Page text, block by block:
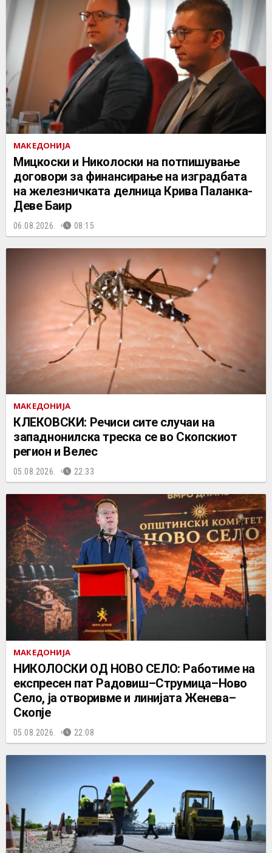
МАКЕДОНИЈА
Мицкоски и Николоски на потпишување
договори за финансирање на изградбата
на железничката делница Крива Паланка-
Деве Баир
06.08.2026. 08:15
МАКЕДОНИЈА
КЛЕКОВСКИ: Речиси сите случаи на
западнонилска треска се во Скопскиот
регион и Велес
05.08.2026. 22:33
МАКЕДОНИЈА
НИКОЛОСКИ ОД НОВО СЕЛО: Работиме на
експресен пат Радовиш–Струмица–Ново
Село, ја отворивме и линијата Женева–
Скопје
05.08.2026. 22:08